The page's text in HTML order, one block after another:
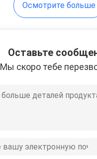
Осмотрите больше
Оставьте
Мы скоро тебе